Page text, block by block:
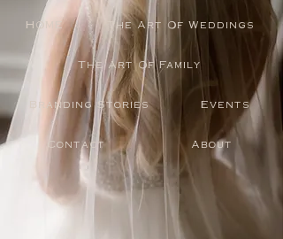
HOME The Art Of Weddings
The Art Of Family
Branding Stories Events
Contact About